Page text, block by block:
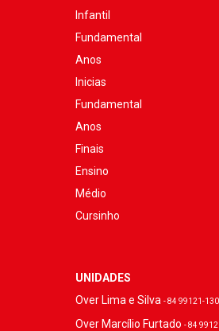
Infantil
Fundamental
Anos
Inicias
Fundamental
Anos
Finais
Ensino
Médio
Cursinho
UNIDADES
Over Lima e Silva - 84 99121-
Over Marcílio Furtado - 84